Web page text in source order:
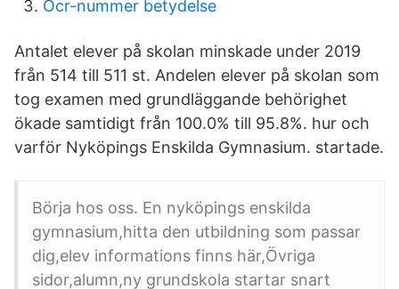
Ocr-nummer betydelse
Antalet elever på skolan minskade under 2019
från 514 till 511 st. Andelen elever på skolan som
tog examen med grundläggande behörighet
ökade samtidigt från 100.0% till 95.8%. hur och
varför Nyköpings Enskilda Gymnasium. startade.
Börja hos oss. En nyköpings enskilda
gymnasium,hitta den utbildning som passar
dig,elev informations finns här,Övriga
sidor,alumn,ny grundskola startar snart